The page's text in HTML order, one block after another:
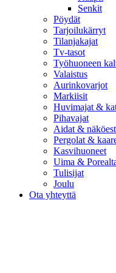
Senkit
Pöydät
Tarjoilukärryt
Tilanjakajat
Tv-tasot
Työhuoneen
Valaistus
Aurinkovarjot
Markiisit
Huvimajat &
Pihavajat
Aidat &
Pergolat &
Kasvihuoneet
Uima &
Tulisijat
Joulu
Ota yhteyttä